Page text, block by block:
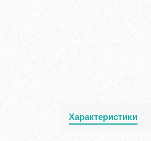
Характеристики